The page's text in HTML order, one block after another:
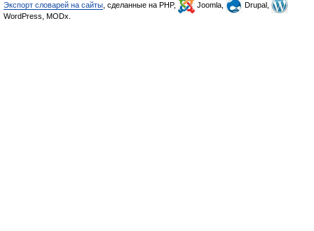
Экспорт словарей на сайты , сделанные на PHP, Joomla,
Drupal,
WordPress, MODx.